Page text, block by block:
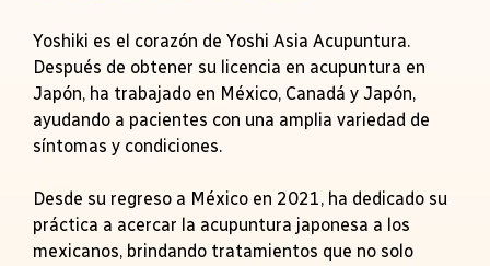
Yoshiki es el corazón de Yoshi Asia Acupuntura.
Después de obtener su licencia en acupuntura en
Japón, ha trabajado en México, Canadá y Japón,
ayudando a pacientes con una amplia variedad de
síntomas y condiciones.
Desde su regreso a México en 2021, ha dedicado su
práctica a acercar la acupuntura japonesa a los
mexicanos, brindando tratamientos que no solo